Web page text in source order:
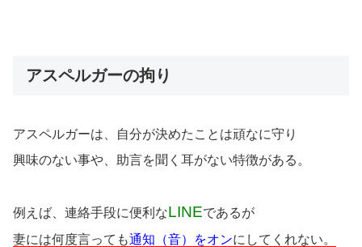
アスペルガーの拘り
アスペルガーは、自分が決めたことは頑なに守り
興味のない事や、助言を聞く耳がない特徴がある。
例えば、連絡手段に便利なLINEであるが
妻には何度言っても通知（音）をオンにしてくれない。